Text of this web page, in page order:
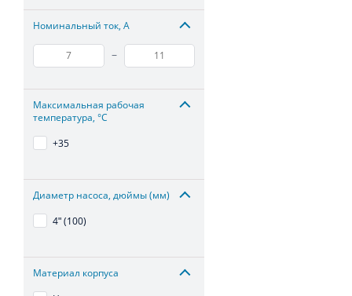
Номинальный ток, А
–
Максимальная рабочая
температура, °С
+35
Диаметр насоса, дюймы (мм)
4ʺ (100)
Материал корпуса